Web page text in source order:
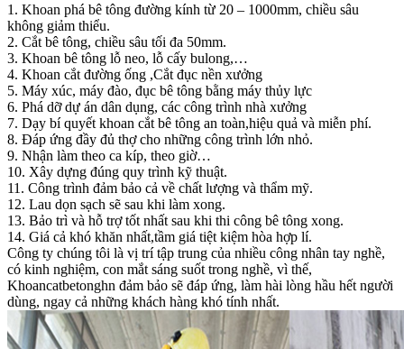
1. Khoan phá bê tông đường kính từ 20 – 1000mm, chiều sâu
không giảm thiểu.
2. Cắt bê tông, chiều sâu tối đa 50mm.
3. Khoan bê tông lỗ neo, lỗ cấy bulong,…
4. Khoan cắt đường ống ,Cắt đục nền xưởng
5. Máy xúc, máy đào, đục bê tông bằng máy thủy lực
6. Phá dỡ dự án dân dụng, các công trình nhà xưởng
7. Dạy bí quyết khoan cắt bê tông an toàn,hiệu quả và miễn phí.
8. Đáp ứng đầy đủ thợ cho những công trình lớn nhỏ.
9. Nhận làm theo ca kíp, theo giờ…
10. Xây dựng đúng quy trình kỹ thuật.
11. Công trình đảm bảo cả về chất lượng và thẩm mỹ.
12. Lau dọn sạch sẽ sau khi làm xong.
13. Bảo trì và hỗ trợ tốt nhất sau khi thi công bê tông xong.
14. Giá cả khó khăn nhất,tầm giá tiệt kiệm hòa hợp lí.
Công ty chúng tôi là vị trí tập trung của nhiều công nhân tay nghề,
có kinh nghiệm, con mắt sáng suốt trong nghề, vì thế,
Khoancatbetonghn đảm bảo sẽ đáp ứng, làm hài lòng hầu hết người
dùng, ngay cả những khách hàng khó tính nhất.